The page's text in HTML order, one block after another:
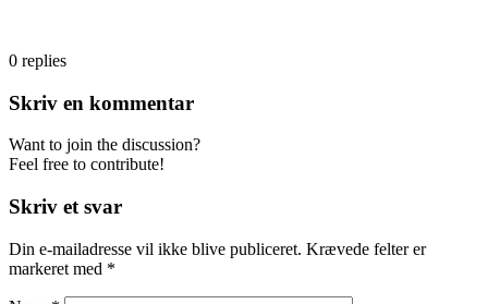
0 replies
Skriv en kommentar
Want to join the discussion?
Feel free to contribute!
Skriv et svar
Din e-mailadresse vil ikke blive publiceret. Krævede felter er
markeret med *